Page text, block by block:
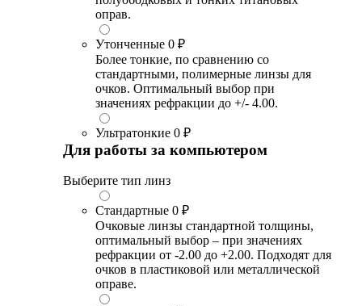
оправ.
Утонченные 0 ₽
Более тонкие, по сравнению со
стандартными, полимерные линзы для
очков. Оптимальный выбор при
значениях рефракции до +/- 4.00.
Ультратонкие 0 ₽
Для работы за компьютером
Выберите тип линз
Стандартные 0 ₽
Очковые линзы стандартной толщины,
оптимальный выбор – при значениях
рефракции от -2.00 до +2.00. Подходят для
очков в пластиковой или металлической
оправе.